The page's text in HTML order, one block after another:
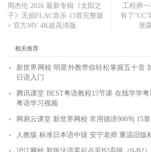
周杰伦 2026 最新专辑《太阳之
子》无损FLAC音乐 13首完整版
+ 官方MV 4K超高清版
工程师
有了
泄
相关推荐
新世界网校 明星外教带你轻松掌握五十音
日语入门
腾讯课堂 BEST粤语教程15节课 在线学学
粤语学习视频
网易云课堂 新世界网校 常用德语900句 15
人教版 标准日本语中级 安宁老师 重温旧版